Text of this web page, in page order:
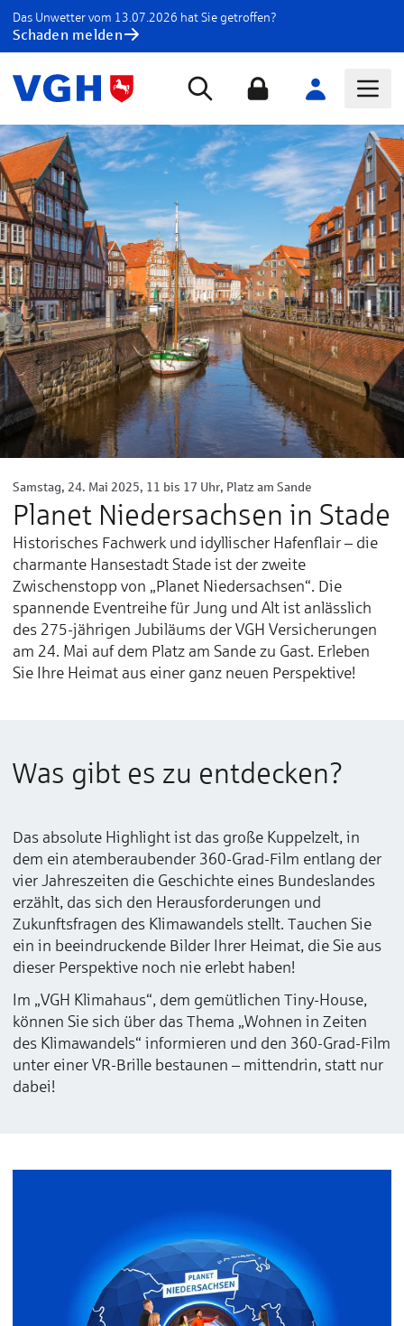
Das Unwetter vom 13.07.2026 hat Sie getroffen?
Schaden melden
Samstag, 24. Mai 2025, 11 bis 17 Uhr, Platz am Sande
Planet Niedersachsen in Stade
Historisches Fachwerk und idyllischer Hafenflair – die
charmante Hansestadt Stade ist der zweite
Zwischenstopp von „Planet Niedersachsen“. Die
spannende Eventreihe für Jung und Alt ist anlässlich
des 275-jährigen Jubiläums der VGH Versicherungen
am 24. Mai auf dem Platz am Sande zu Gast. Erleben
Sie Ihre Heimat aus einer ganz neuen Perspektive!
Was gibt es zu entdecken?
Das absolute Highlight ist das große Kuppelzelt, in
dem ein atemberaubender 360-Grad-Film entlang der
vier Jahreszeiten die Geschichte eines Bundeslandes
erzählt, das sich den Herausforderungen und
Zukunftsfragen des Klimawandels stellt. Tauchen Sie
ein in beeindruckende Bilder Ihrer Heimat, die Sie aus
dieser Perspektive noch nie erlebt haben!
Im „VGH Klimahaus“, dem gemütlichen Tiny-House,
können Sie sich über das Thema „Wohnen in Zeiten
des Klimawandels“ informieren und den 360-Grad-Film
unter einer VR-Brille bestaunen – mittendrin, statt nur
dabei!